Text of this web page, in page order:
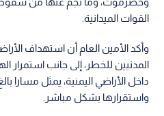
القوات الميدانية.
وأكد الأمين العام أن استهداف
المدنيين للخطر، إلى جانب استمرار
داخل الأراضي اليمنية، يمثل مسارا
واستقرارها بشكل مباشر.